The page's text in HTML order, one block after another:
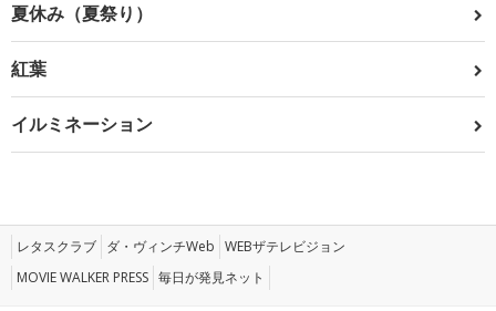
夏休み（夏祭り）
紅葉
イルミネーション
レタスクラブ ダ・ヴィンチWeb WEBザテレビジョン
MOVIE WALKER PRESS 毎日が発見ネット